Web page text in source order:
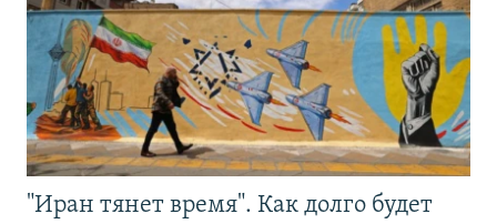
"Иран тянет время". Как долго будет